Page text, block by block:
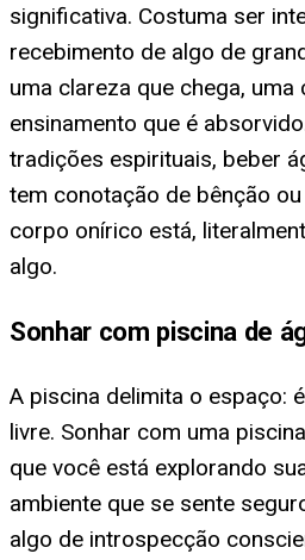
significativa. Costuma ser
recebimento de algo de
uma clareza que chega, uma
ensinamento que é
tradições espirituais, beber
tem conotação de bênção
corpo onírico está,
algo.
Sonhar com piscina de
A piscina delimita o espaço:
livre. Sonhar com uma
que você está explorando
ambiente que se sente
algo de introspecção